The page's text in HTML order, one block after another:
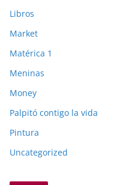
Libros
Market
Matérica 1
Meninas
Money
Palpitó contigo la vida
Pintura
Uncategorized